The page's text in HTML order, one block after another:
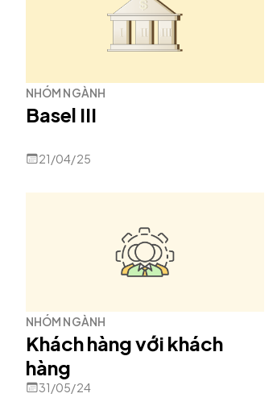
NHÓM NGÀNH
Basel III
21/04/25
NHÓM NGÀNH
Khách hàng với khách
hàng
31/05/24